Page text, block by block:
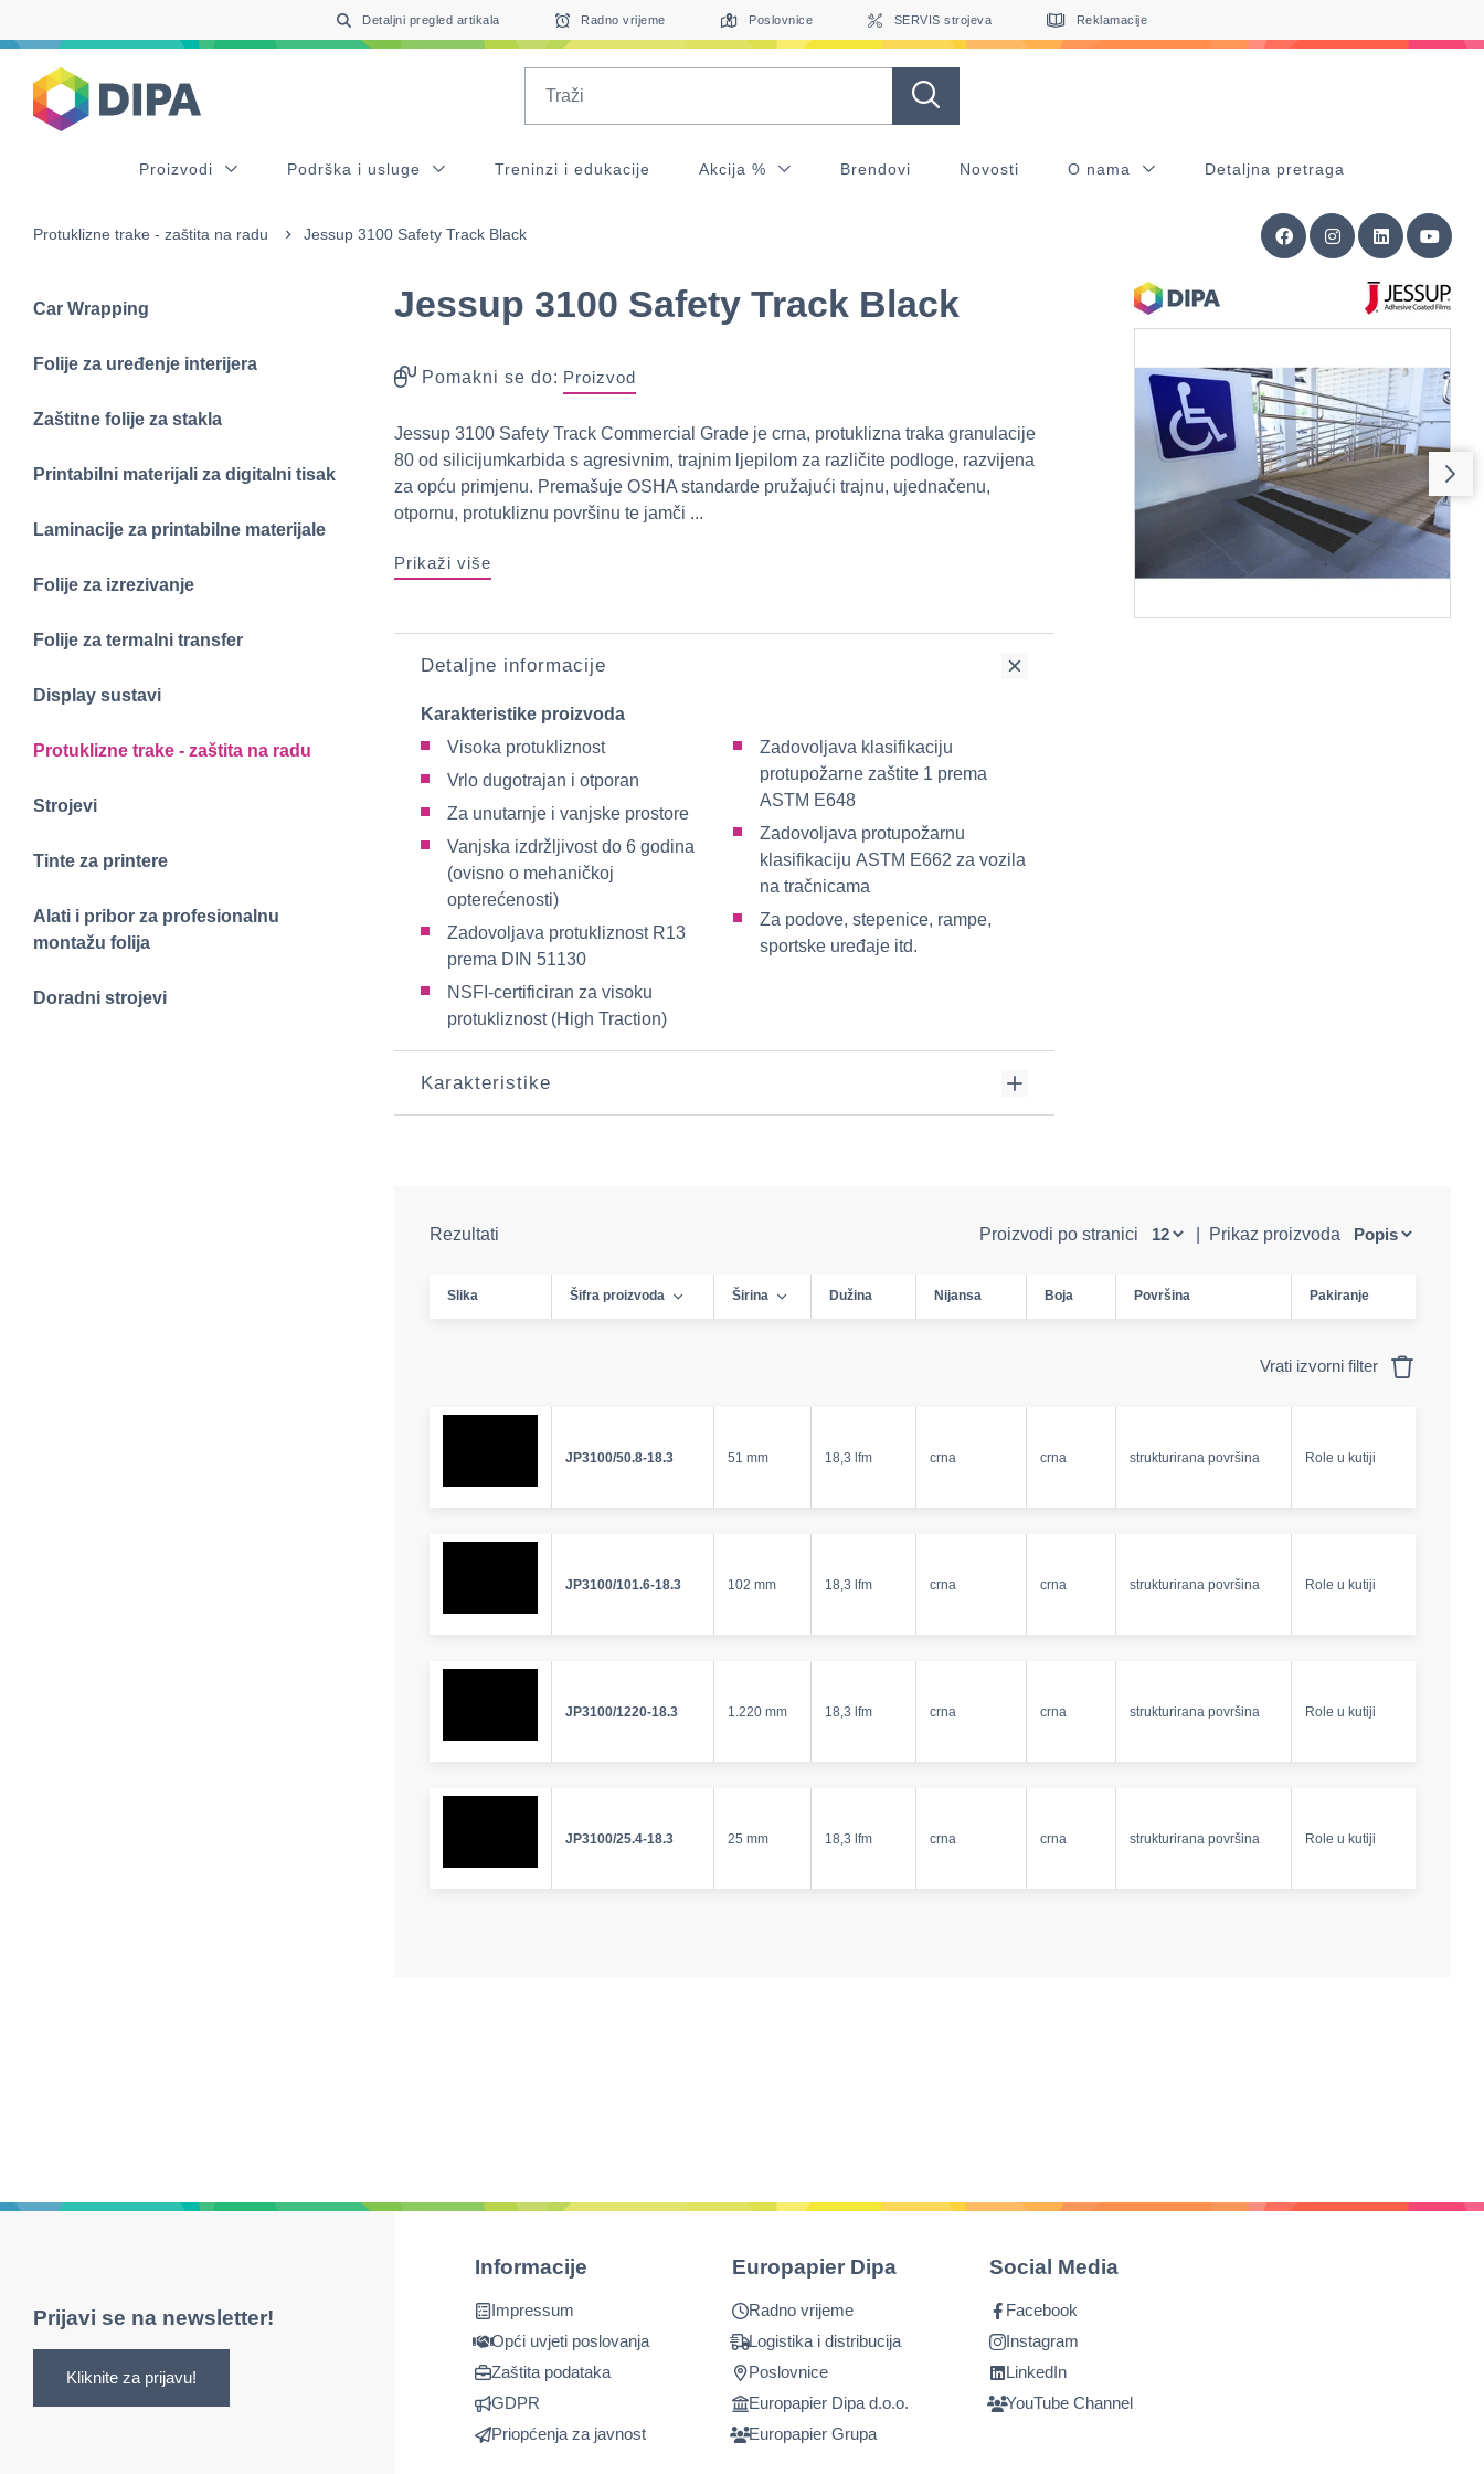
Detaljni pregled artikala Radno vrijeme Poslovnice SERVIS strojeva Reklamacije
Proizvodi Podrška i usluge Treninzi i edukacije Akcija % Brendovi Novosti O nama Detaljna pretraga
Protuklizne trake - zaštita na radu Jessup 3100 Safety Track Black
Car Wrapping
Folije za uređenje interijera
Zaštitne folije za stakla
Printabilni materijali za digitalni tisak
Laminacije za printabilne materijale
Folije za izrezivanje
Folije za termalni transfer
Display sustavi
Protuklizne trake - zaštita na radu
Strojevi
Tinte za printere
Alati i pribor za profesionalnu
montažu folija
Doradni strojevi
Jessup 3100 Safety Track Black
Pomakni se do: Proizvod
Jessup 3100 Safety Track Commercial Grade je crna, protuklizna traka granulacije
80 od silicijumkarbida s agresivnim, trajnim ljepilom za različite podloge, razvijena
za opću primjenu. Premašuje OSHA standarde pružajući trajnu, ujednačenu,
otpornu, protukliznu površinu te jamči ...
Prikaži više
Detaljne informacije
Karakteristike proizvoda
Visoka protukliznost
Vrlo dugotrajan i otporan
Za unutarnje i vanjske prostore
Vanjska izdržljivost do 6 godina
(ovisno o mehaničkoj
opterećenosti)
Zadovoljava protukliznost R13
prema DIN 51130
NSFI-certificiran za visoku
protukliznost (High Traction)
Zadovoljava klasifikaciju
protupožarne zaštite 1 prema
ASTM E648
Zadovoljava protupožarnu
klasifikaciju ASTM E662 za vozila
na tračnicama
Za podove, stepenice, rampe,
sportske uređaje itd.
Karakteristike
Rezultati Proizvodi po stranici Prikaz proizvoda
Slika Šifra proizvoda Širina Dužina Nijansa Boja Površina Pakiranje
Vrati izvorni filter
JP3100/50.8-18.3 51 mm 18,3 lfm crna crna strukturirana površina Role u kutiji
JP3100/101.6-18.3 102 mm 18,3 lfm crna crna strukturirana površina Role u kutiji
JP3100/1220-18.3 1.220 mm 18,3 lfm crna crna strukturirana površina Role u kutiji
JP3100/25.4-18.3 25 mm 18,3 lfm crna crna strukturirana površina Role u kutiji
Prijavi se na newsletter!
Kliknite za prijavu!
Informacije
Impressum
Opći uvjeti poslovanja
Zaštita podataka
GDPR
Priopćenja za javnost
Europapier Dipa
Radno vrijeme
Logistika i distribucija
Poslovnice
Europapier Dipa d.o.o.
Europapier Grupa
Social Media
Facebook
Instagram
LinkedIn
YouTube Channel